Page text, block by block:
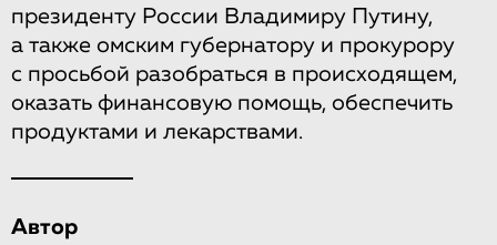
президенту России Владимиру Путину,
а также омским губернатору и прокурору
с просьбой разобраться в происходящем,
оказать финансовую помощь, обеспечить
продуктами и лекарствами.
Автор